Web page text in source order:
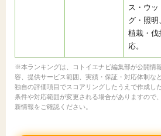
ス・ウッ
グ・照明
植栽・伐
応。
※本ランキングは、コトイエナビ編集部が公開情
容、提供サービス範囲、実績・保証・対応体制な
独自の評価項目でスコアリングしたうえで作成し
条件や対応範囲が変更される場合がありますので
新情報をご確認ください。